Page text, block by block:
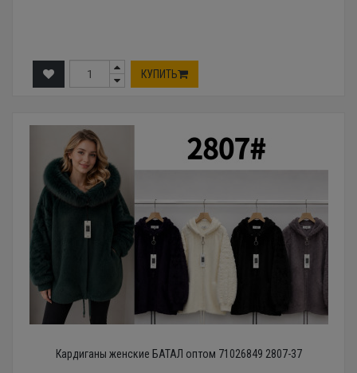
КУПИТЬ
Кардиганы женские БАТАЛ оптом 71026849 2807-37